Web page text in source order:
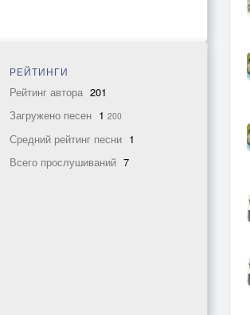
РЕЙТИНГИ
Рейтинг автора 201
Загружено песен 1 200
Средний рейтинг песни 1
Всего прослушиваний 7